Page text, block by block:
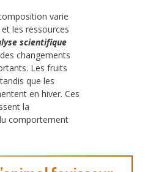
varie
les ressources
scientifique
changements
Les fruits
que les
en hiver. Ces
la
comportement